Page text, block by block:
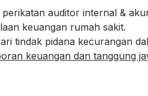
auditor internal &
keuangan rumah sakit.
tindak pidana kecurangan
keuangan dan tanggung